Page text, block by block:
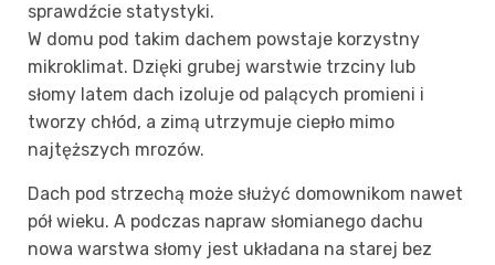
sprawdźcie statystyki.
W domu pod takim dachem powstaje korzystny
mikroklimat. Dzięki grubej warstwie trzciny lub
słomy latem dach izoluje od palących promieni i
tworzy chłód, a zimą utrzymuje ciepło mimo
najtęższych mrozów.
Dach pod strzechą może służyć domownikom nawet
pół wieku. A podczas napraw słomianego dachu
nowa warstwa słomy jest układana na starej bez